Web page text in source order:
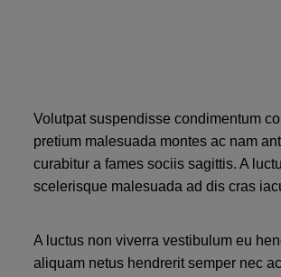
Volutpat suspendisse condimentum
pretium malesuada montes ac nam
curabitur a fames sociis sagittis. A
scelerisque malesuada ad dis cras
A luctus non viverra vestibulum eu
aliquam netus hendrerit semper nec